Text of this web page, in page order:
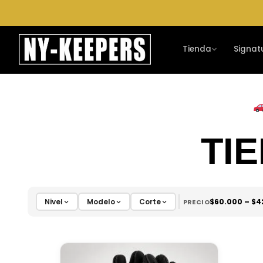
contenido
Tienda
Nivel Modelo Corte PRECIO$60.000 – $
Este